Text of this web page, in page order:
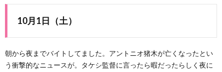
10月1日（土）
朝から夜までバイトしてました。アントニオ猪木が亡くなったとい
う衝撃的なニュースが。タケシ監督に言ったら暇だったらしく夜に